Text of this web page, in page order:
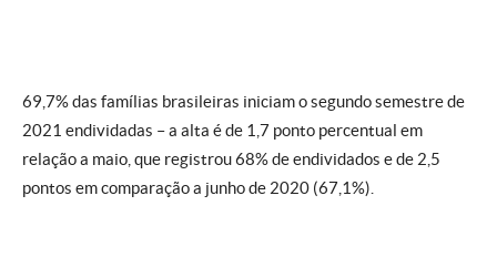
69,7% das famílias brasileiras iniciam o segundo semestre de
2021 endividadas – a alta é de 1,7 ponto percentual em
relação a maio, que registrou 68% de endividados e de 2,5
pontos em comparação a junho de 2020 (67,1%).